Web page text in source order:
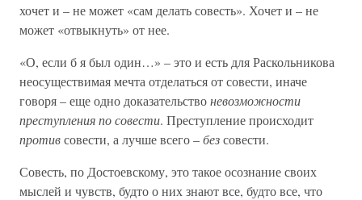
хочет и – не может «сам делать совесть». Хочет и – не
может «отвыкнуть» от нее.
«О, если б я был один…» – это и есть для Раскольникова
неосуществимая мечта отделаться от совести, иначе
говоря – еще одно доказательствоневозможности
преступления по совести. Преступление происходит
противсовести, а лучше всего –безсовести.
Совесть, по Достоевскому, это такое осознание своих
мыслей и чувств, будто о них знают все, будто все, что